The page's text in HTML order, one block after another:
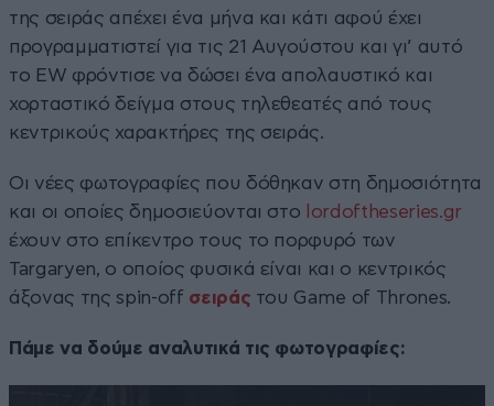
της σειράς απέχει ένα μήνα και κάτι αφού έχει
προγραμματιστεί για τις 21 Αυγούστου και γι’ αυτό
το EW φρόντισε να δώσει ένα απολαυστικό και
χορταστικό δείγμα στους τηλεθεατές από τους
κεντρικούς χαρακτήρες της σειράς.
Οι νέες φωτογραφίες που δόθηκαν στη δημοσιότητα
και οι οποίες δημοσιεύονται στο
lordoftheseries.gr
έχουν στο επίκεντρο τους το πορφυρό των
Targaryen, ο οποίος φυσικά είναι και ο κεντρικός
άξονας της spin-off σειράς του Game of Thrones.
Πάμε να δούμε αναλυτικά τις φωτογραφίες: